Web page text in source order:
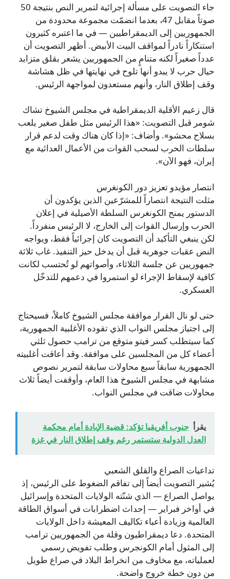
جاء التصويت على مسألة إجرائية لتمرير النص بنتيجة 50
صوتاً مقابل 47، بعدما انضمّت مجموعة محدودة من
الجمهوريين إلى الديمقراطيين — في ما اعتبره كثيرون
استنكاراً نادراً لمواقف البيت الأبيض. أظهر التصويت أن
عدداً صغيراً لكنه متنامٍ من الجمهوريين يشعر بقلق متزايد
حيال حرب لا يبدو أنها تلوح في نهايتها في ظل هشاشة
وقف إطلاق النار، وأنهم مستعدون لمواجهة الرئيس.
قال زعيم الأقلية الديمقراطية في مجلس الشيوخ تشاك
شومر قبل التصويت: «هذا الرئيس مثل طفل صغير يلعب
بسلاح محشو». وأضاف: «إذا كان هناك وقت لدعم قرار
سلطات الحرب لسحب القوات من الأعمال العدائية مع
إيران، فهو الآن».
انتصار مؤيدو تعزيز دور الكونغرس
مثلت النتيجة انتصاراً للمشرّعين الذين يؤكدون أن
الدستور يمنح الكونغرس السلطة الأصيلية في إعلان
الحرب وإرسال القوات إلى الخارج، لا الرئيس منفرداً.
لكن ينبغي التأكيد أن التصويت كان إجرائياً فقط، ويواجه
النص عقبات جوهرية قبل أن يدخل حيز التنفيذ. غاب ثلاثة
جمهوريين عن جلسة الثلاثاء، وأصواتهم لو تُحتسب لكانت
كافية لإسقاط الإجراء لو استمروا في دعمهم للتدخّل
العسكري.
حتى لو نال القرار موافقة مجلس الشيوخ كاملاً، فسيحتاج
إلى اجتياز مجلس النواب الذي تقوده الأغلبية الجمهورية،
كما سيتطلب كسر فيتو متوقع من ترامب حصول ثلثي
أعضاء كل من المجلسين على موافقة. وقد أعاقت أغلبيته
الجمهورية سابقاً سبع محاولات سابقة لتمرير نصوص
مشابهة في مجلس الشيوخ هذا العام، وأوقفت أيضاً ثلاث
محاولات ضاقت في مجلس النواب.
يقرأ جنوب أفريقيا تؤكد: قضية الإبادة أمام محكمة
العدل الدولية ستستمر رغم وقف إطلاق النار في غزة
تداعيات الصراع والقلق الشعبي
يُشير التصويت أيضاً إلى تفاقم الضغوط على الرئيس، إذ
يواصل الصراع — الذي شنّته الولايات المتحدة وإسرائيل
في أواخر فبراير — إحداث اضطرابات في أسواق الطاقة
العالمية وزيادة أعباء تكاليف المعيشة داخل الولايات
المتحدة. دعا ديمقراطيون وقلة من الجمهوريين ترامب
إلى المثول أمام الكونجرس وطلب تفويض رسمي
لعملياته، مع مخاوف من انخراط البلاد في صراع طويل
من دون خطة خروج واضحة.